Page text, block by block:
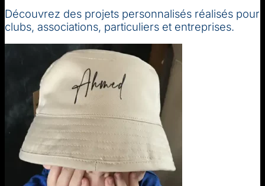
Découvrez des projets personnalisés réalisés pour
clubs, associations, particuliers et entreprises.